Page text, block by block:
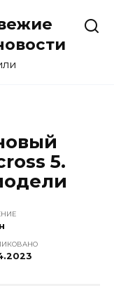
5.